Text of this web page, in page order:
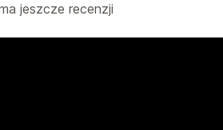
jeszcze recenzji